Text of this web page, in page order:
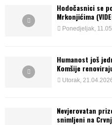
Hodočasnici se
Mrkonjićima
Ponedjeljak,
Humanost još
Komšije
Utorak,
Nevjerovatan
snimljeni na